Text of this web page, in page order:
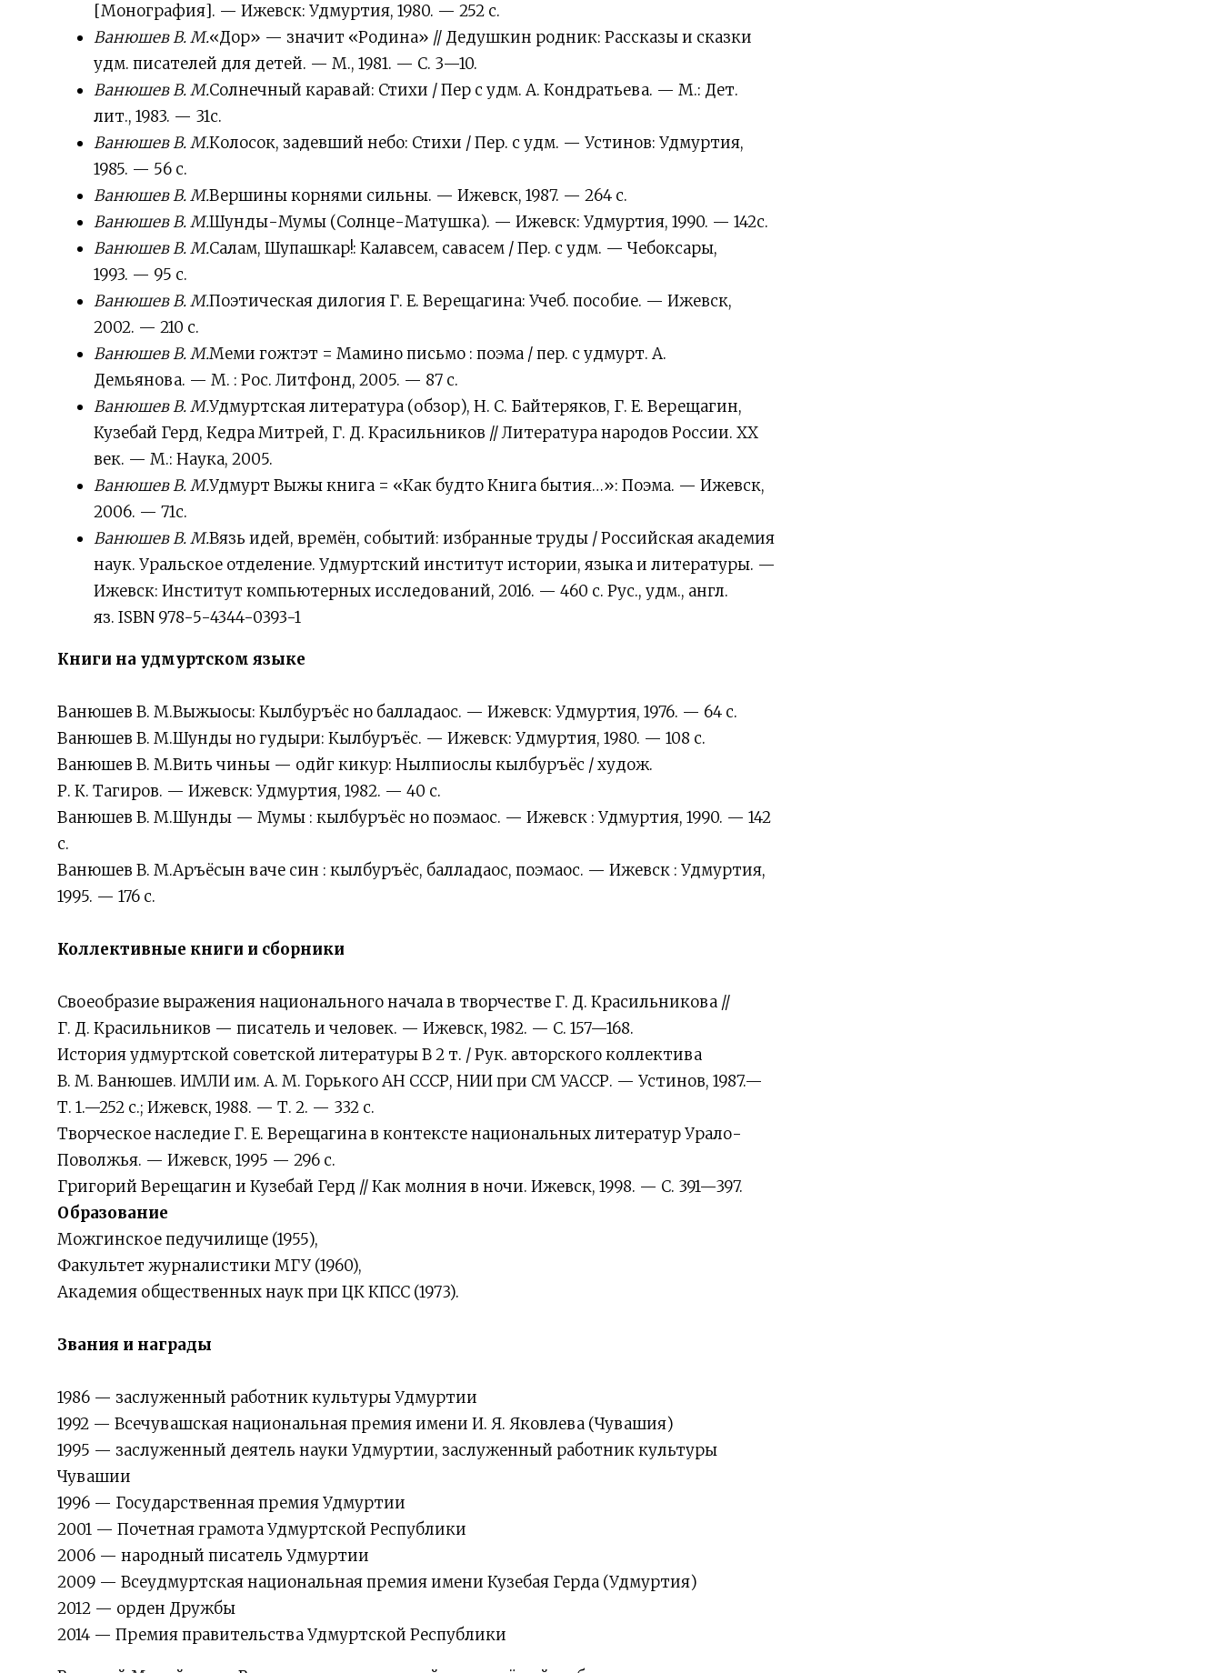
[Монография]. — Ижевск: Удмуртия, 1980. — 252 с.
Ванюшев В. М.«Дор» — значит «Родина» // Дедушкин родник: Рассказы и сказки
удм. писателей для детей. — М., 1981. — С. 3—10.
Ванюшев В. М.Солнечный каравай: Стихи / Пер с удм. А. Кондратьева. — М.: Дет.
лит., 1983. — 31с.
Ванюшев В. М.Колосок, задевший небо: Стихи / Пер. с удм. — Устинов: Удмуртия,
1985. — 56 с.
Ванюшев В. М.Вершины корнями сильны. — Ижевск, 1987. — 264 с.
Ванюшев В. М.Шунды-Мумы (Солнце-Матушка). — Ижевск: Удмуртия, 1990. — 142с.
Ванюшев В. М.Салам, Шупашкар!: Калавсем, савасем / Пер. с удм. — Чебоксары,
1993. — 95 с.
Ванюшев В. М.Поэтическая дилогия Г. Е. Верещагина: Учеб. пособие. — Ижевск,
2002. — 210 с.
Ванюшев В. М.Меми гожтэт = Мамино письмо : поэма / пер. с удмурт. А.
Демьянова. — М. : Рос. Литфонд, 2005. — 87 с.
Ванюшев В. М.Удмуртская литература (обзор), Н. С. Байтеряков, Г. Е. Верещагин,
Кузебай Герд, Кедра Митрей, Г. Д. Красильников // Литература народов России. XX
век. — М.: Наука, 2005.
Ванюшев В. М.Удмурт Выжы книга = «Как будто Книга бытия…»: Поэма. — Ижевск,
2006. — 71с.
Ванюшев В. М.Вязь идей, времён, событий: избранные труды / Российская академия
наук. Уральское отделение. Удмуртский институт истории, языка и литературы. —
Ижевск: Институт компьютерных исследований, 2016. — 460 с. Рус., удм., англ.
яз. ISBN 978-5-4344-0393-1
Книги на удмуртском языке
Ванюшев В. М.Выжыосы: Кылбуръёс но балладаос. — Ижевск: Удмуртия, 1976. — 64 с.
Ванюшев В. М.Шунды но гудыри: Кылбуръёс. — Ижевск: Удмуртия, 1980. — 108 с.
Ванюшев В. М.Вить чиньы — одйг кикур: Нылпиослы кылбуръёс / худож.
Р. К. Тагиров. — Ижевск: Удмуртия, 1982. — 40 с.
Ванюшев В. М.Шунды — Мумы : кылбуръёс но поэмаос. — Ижевск : Удмуртия, 1990. — 142
с.
Ванюшев В. М.Аръёсын ваче син : кылбуръёс, балладаос, поэмаос. — Ижевск : Удмуртия,
1995. — 176 с.
Коллективные книги и сборники
Своеобразие выражения национального начала в творчестве Г. Д. Красильникова //
Г. Д. Красильников — писатель и человек. — Ижевск, 1982. — С. 157—168.
История удмуртской советской литературы В 2 т. / Рук. авторского коллектива
В. М. Ванюшев. ИМЛИ им. А. М. Горького АН СССР, НИИ при СМ УАССР. — Устинов, 1987.—
Т. 1.—252 с.; Ижевск, 1988. — Т. 2. — 332 с.
Творческое наследие Г. Е. Верещагина в контексте национальных литератур Урало-
Поволжья. — Ижевск, 1995 — 296 с.
Григорий Верещагин и Кузебай Герд // Как молния в ночи. Ижевск, 1998. — С. 391—397.
Образование
Можгинское педучилище (1955),
Факультет журналистики МГУ (1960),
Академия общественных наук при ЦК КПСС (1973).
Звания и награды
1986 — заслуженный работник культуры Удмуртии
1992 — Всечувашская национальная премия имени И. Я. Яковлева (Чувашия)
1995 — заслуженный деятель науки Удмуртии, заслуженный работник культуры
Чувашии
1996 — Государственная премия Удмуртии
2001 — Почетная грамота Удмуртской Республики
2006 — народный писатель Удмуртии
2009 — Всеудмуртская национальная премия имени Кузебая Герда (Удмуртия)
2012 — орден Дружбы
2014 — Премия правительства Удмуртской Республики